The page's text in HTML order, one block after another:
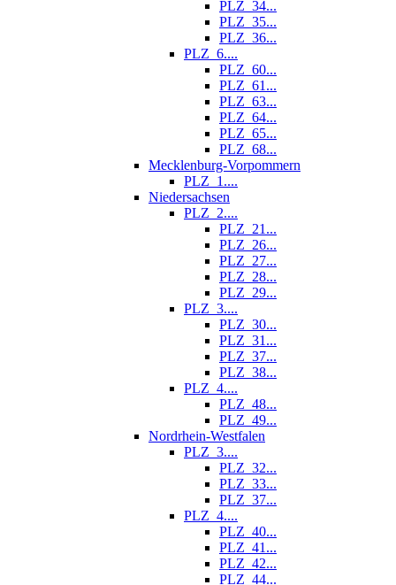
PLZ_34...
PLZ_35...
PLZ_36...
PLZ_6....
PLZ_60...
PLZ_61...
PLZ_63...
PLZ_64...
PLZ_65...
PLZ_68...
Mecklenburg-Vorpommern
PLZ_1....
Niedersachsen
PLZ_2....
PLZ_21...
PLZ_26...
PLZ_27...
PLZ_28...
PLZ_29...
PLZ_3....
PLZ_30...
PLZ_31...
PLZ_37...
PLZ_38...
PLZ_4....
PLZ_48...
PLZ_49...
Nordrhein-Westfalen
PLZ_3....
PLZ_32...
PLZ_33...
PLZ_37...
PLZ_4....
PLZ_40...
PLZ_41...
PLZ_42...
PLZ_44...